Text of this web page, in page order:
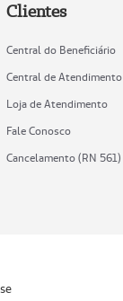
Clientes
Central do Beneficiário
Central de Atendimento
Loja de Atendimento
Fale Conosco
Cancelamento (RN 561)